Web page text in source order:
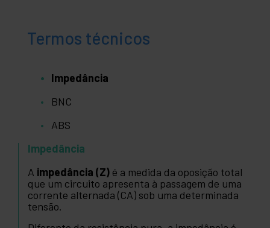
Termos técnicos
Impedância
BNC
ABS
Impedância
Aimpedância (Z)é a medida da oposição total
que um circuito apresenta à passagem de uma
corrente alternada (CA) sob uma determinada
tensão.